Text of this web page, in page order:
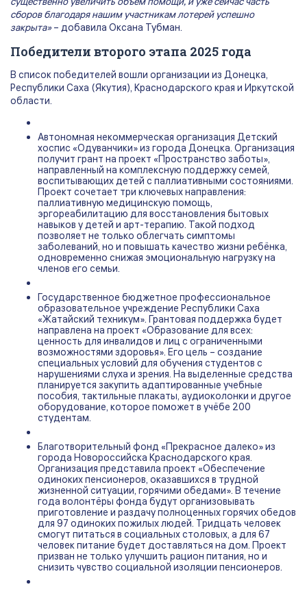
сборов благодаря нашим участникам лотерей успешно
закрыта» – добавила Оксана Тубман.
Победители второго этапа 2025 года
В список победителей вошли организации из Донецка,
Республики Саха (Якутия), Краснодарского края и Иркутской
области.
Автономная некоммерческая организация Детский
хоспис «Одуванчики» из города Донецка. Организация
получит грант на проект «Пространство заботы»,
направленный на комплексную поддержку семей,
воспитывающих детей с паллиативными состояниями.
Проект сочетает три ключевых направления:
паллиативную медицинскую помощь,
эргореабилитацию для восстановления бытовых
навыков у детей и арт-терапию. Такой подход
позволяет не только облегчать симптомы
заболеваний, но и повышать качество жизни ребёнка,
одновременно снижая эмоциональную нагрузку на
членов его семьи.
Государственное бюджетное профессиональное
образовательное учреждение Республики Саха
«Жатайский техникум». Грантовая поддержка будет
направлена на проект «Образование для всех:
ценность для инвалидов и лиц с ограниченными
возможностями здоровья». Его цель – создание
специальных условий для обучения студентов с
нарушениями слуха и зрения. На выделенные средства
планируется закупить адаптированные учебные
пособия, тактильные плакаты, аудиоколонки и другое
оборудование, которое поможет в учёбе 200
студентам.
Благотворительный фонд «Прекрасное далеко» из
города Новороссийска Краснодарского края.
Организация представила проект «Обеспечение
одиноких пенсионеров, оказавшихся в трудной
жизненной ситуации, горячими обедами». В течение
года волонтёры фонда будут организовывать
приготовление и раздачу полноценных горячих обедов
для 97 одиноких пожилых людей. Тридцать человек
смогут питаться в социальных столовых, а для 67
человек питание будет доставляться на дом. Проект
призван не только улучшить рацион питания, но и
снизить чувство социальной изоляции пенсионеров.